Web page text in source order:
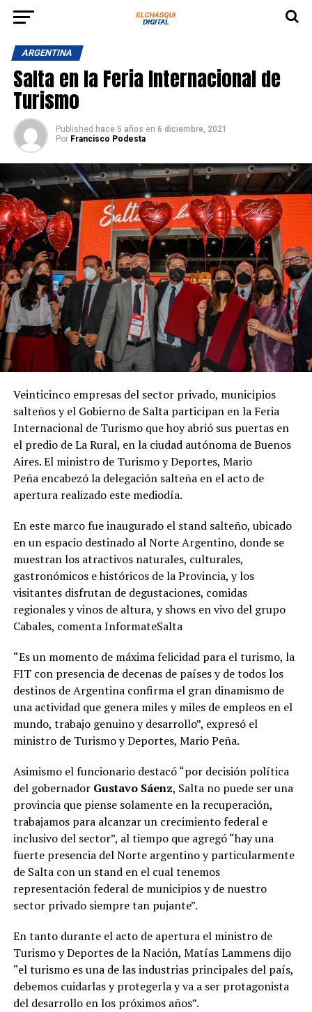
ARGENTINA
Salta en la Feria Internacional de
Turismo
Published hace 5 años en 6 diciembre, 2021
Por Francisco Podesta
Veinticinco empresas del sector privado, municipios
salteños y el Gobierno de Salta participan en la Feria
Internacional de Turismo que hoy abrió sus puertas en
el predio de La Rural, en la ciudad autónoma de Buenos
Aires. El ministro de Turismo y Deportes, Mario
Peña encabezó la delegación salteña en el acto de
apertura realizado este mediodía.
En este marco fue inaugurado el stand salteño, ubicado
en un espacio destinado al Norte Argentino, donde se
muestran los atractivos naturales, culturales,
gastronómicos e históricos de la Provincia, y los
visitantes disfrutan de degustaciones, comidas
regionales y vinos de altura, y shows en vivo del grupo
Cabales, comenta InformateSalta
“Es un momento de máxima felicidad para el turismo, la
FIT con presencia de decenas de países y de todos los
destinos de Argentina confirma el gran dinamismo de
una actividad que genera miles y miles de empleos en el
mundo, trabajo genuino y desarrollo”, expresó el
ministro de Turismo y Deportes, Mario Peña.
Asimismo el funcionario destacó “por decisión política
del gobernador Gustavo Sáenz, Salta no puede ser una
provincia que piense solamente en la recuperación,
trabajamos para alcanzar un crecimiento federal e
inclusivo del sector”, al tiempo que agregó “hay una
fuerte presencia del Norte argentino y particularmente
de Salta con un stand en el cual tenemos
representación federal de municipios y de nuestro
sector privado siempre tan pujante”.
En tanto durante el acto de apertura el ministro de
Turismo y Deportes de la Nación, Matías Lammens dijo
“el turismo es una de las industrias principales del país,
debemos cuidarlas y protegerla y va a ser protagonista
del desarrollo en los próximos años”.